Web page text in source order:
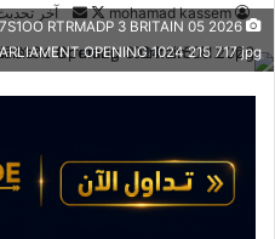
mohamad kassem
ت
ب
ع
ل
ى
أ
س
ل
ر
آخر تحديث: 14/05/
RTRMADP 3 BRITAIN
OPENING 1024 215 717 jpg